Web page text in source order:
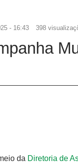
- 16:43 398
da Diretoria de